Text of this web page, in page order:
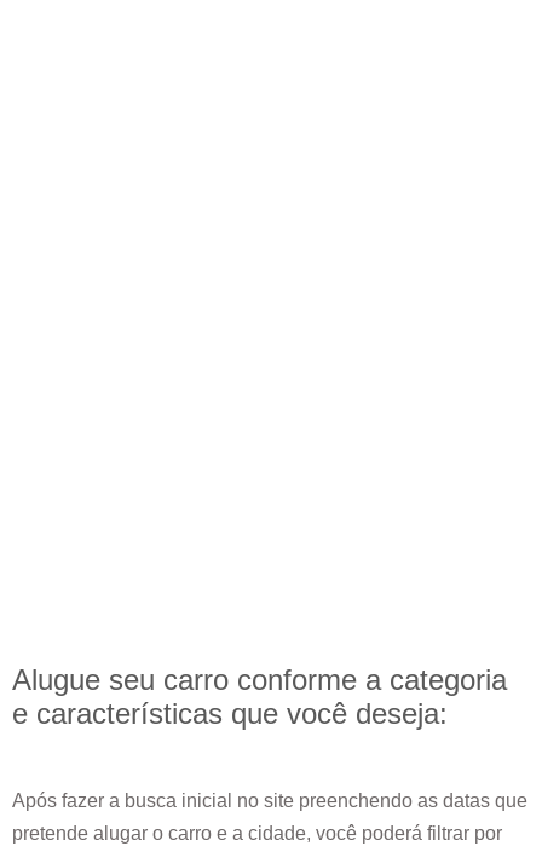
Alugue seu carro conforme a categoria
e características que você deseja:
Após fazer a busca inicial no site preenchendo as datas que
pretende alugar o carro e a cidade, você poderá filtrar por